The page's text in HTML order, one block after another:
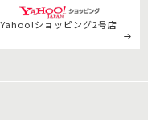
Yahoo!ショッピング2号店